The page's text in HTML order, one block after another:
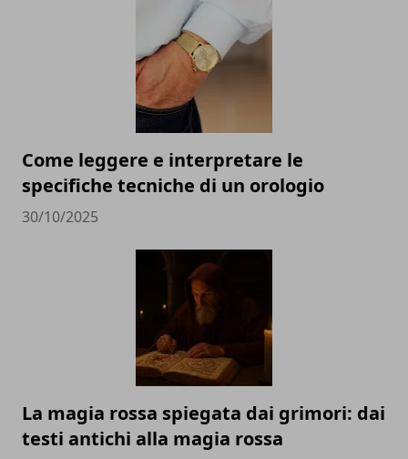
Come leggere e interpretare le
specifiche tecniche di un orologio
30/10/2025
La magia rossa spiegata dai grimori: dai
testi antichi alla magia rossa